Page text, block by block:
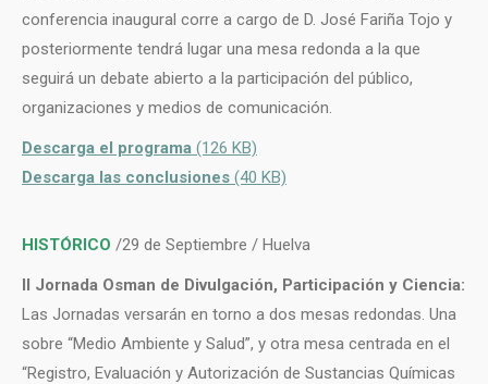
conferencia inaugural corre a cargo de D. José Fariña Tojo y
posteriormente tendrá lugar una mesa redonda a la que
seguirá un debate abierto a la participación del público,
organizaciones y medios de comunicación.
Descarga el programa (126 KB)
Descarga las conclusiones (40 KB)
HISTÓRICO /29 de Septiembre / Huelva
II Jornada Osman de Divulgación, Participación y Ciencia:
Las Jornadas versarán en torno a dos mesas redondas. Una
sobre “Medio Ambiente y Salud”, y otra mesa centrada en el
“Registro, Evaluación y Autorización de Sustancias Químicas